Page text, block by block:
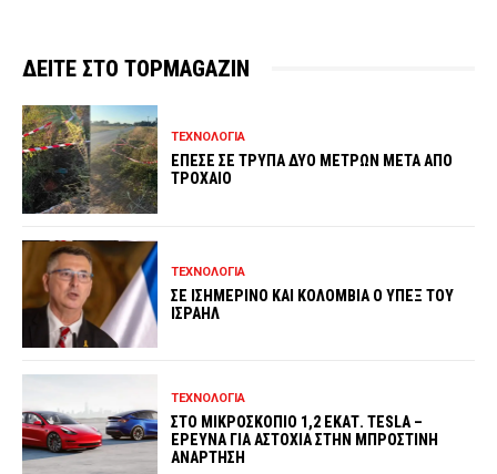
ΔΕΙΤΕ ΣΤΟ TOPMAGAZIN
ΤΕΧΝΟΛΟΓΙΑ
ΕΠΕΣΕ ΣΕ ΤΡΥΠΑ ΔΥΟ ΜΕΤΡΩΝ ΜΕΤΑ ΑΠΟ
ΤΡΟΧΑΙΟ
ΤΕΧΝΟΛΟΓΙΑ
ΣΕ ΙΣΗΜΕΡΙΝΟ ΚΑΙ ΚΟΛΟΜΒΙΑ Ο ΥΠΕΞ ΤΟΥ
ΙΣΡΑΗΛ
ΤΕΧΝΟΛΟΓΙΑ
ΣΤΟ ΜΙΚΡΟΣΚΟΠΙΟ 1,2 ΕΚΑΤ. TESLA –
ΕΡΕΥΝΑ ΓΙΑ ΑΣΤΟΧΙΑ ΣΤΗΝ ΜΠΡΟΣΤΙΝΗ
ΑΝΑΡΤΗΣΗ